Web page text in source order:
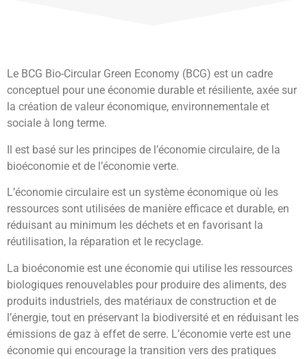
Le BCG Bio-Circular Green Economy (BCG) est un cadre
conceptuel pour une économie durable et résiliente, axée sur
la création de valeur économique, environnementale et
sociale à long terme.
Il est basé sur les principes de l’économie circulaire, de la
bioéconomie et de l’économie verte.
L’économie circulaire est un système économique où les
ressources sont utilisées de manière efficace et durable, en
réduisant au minimum les déchets et en favorisant la
réutilisation, la réparation et le recyclage.
La bioéconomie est une économie qui utilise les ressources
biologiques renouvelables pour produire des aliments, des
produits industriels, des matériaux de construction et de
l’énergie, tout en préservant la biodiversité et en réduisant les
émissions de gaz à effet de serre. L’économie verte est une
économie qui encourage la transition vers des pratiques